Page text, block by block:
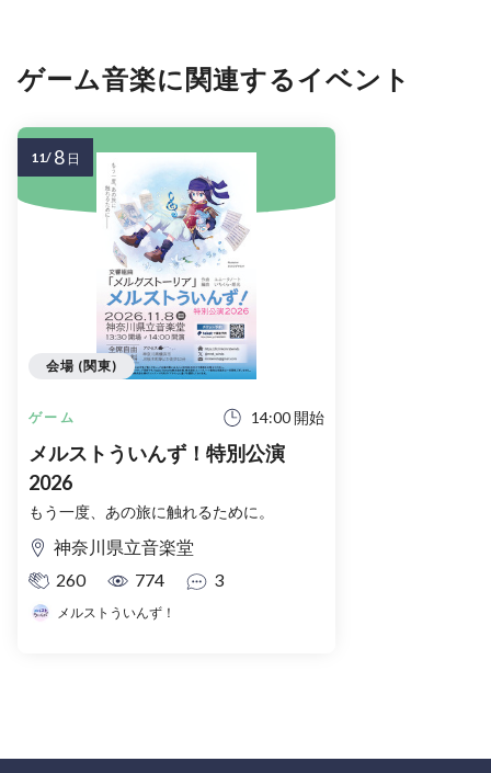
ゲーム音楽に関連するイベント
ゲーム 14:00 開始
メルストういんず！特別公演
2026
もう一度、あの旅に触れるために。
神奈川県立音楽堂
260
774 3
メルストういんず！
会場 (関東)
11/ 8 日